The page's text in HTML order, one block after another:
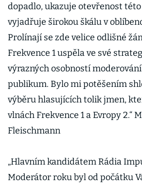
dopadlo, ukazuje otevřenost
vyjadřuje širokou škálu v
Prolínají se zde velice odlišné
Frekvence 1 uspěla ve své
výrazných osobností
publikum. Bylo mi potěšením
výběru hlasujících tolik jmen,
vlnách Frekvence 1 a Evropy 2.“
Fleischmann
„Hlavním kandidátem Rádia
Moderátor roku byl od počátku